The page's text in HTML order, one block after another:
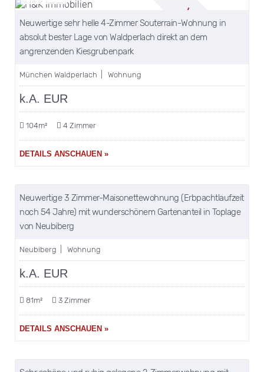
VERKAUFT!
Neuwertige sehr helle 4-Zimmer Souterrain-Wohnung in
absolut bester Lage von Waldperlach direkt an dem
angrenzenden Kiesgrubenpark
München Waldperlach | Wohnung
k.A. EUR
104m² 4 Zimmer
DETAILS ANSCHAUEN »
VERKAUFT
Neuwertige 3 Zimmer-Maisonettewohnung (Erbpachtlaufzeit
noch 54 Jahre) mit wunderschönem Gartenanteil in Toplage
von Neubiberg
Neubiberg | Wohnung
k.A. EUR
81m² 3 Zimmer
DETAILS ANSCHAUEN »